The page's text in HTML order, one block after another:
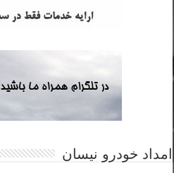
امداد خودرو نیسان